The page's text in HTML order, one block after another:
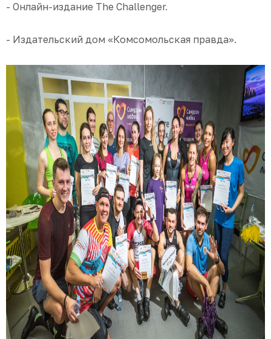
- Онлайн-издание The Challenger.
- Издательский дом «Комсомольская правда».